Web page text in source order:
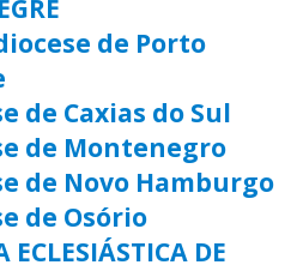
de Porto
de Caxias do Sul
de Montenegro
de Novo Hamburgo
de Osório
ECLESIÁSTICA DE